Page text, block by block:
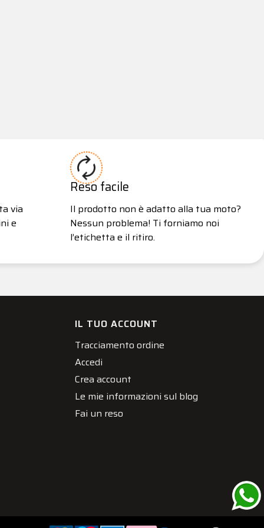
via
e
Reso facile
Il prodotto non è adatto alla tua moto?
Nessun problema! Ti forniamo noi
l’etichetta e il ritiro.
IL TUO ACCOUNT
Tracciamento ordine
Accedi
Crea account
Le mie informazioni sul blog
Fai un reso